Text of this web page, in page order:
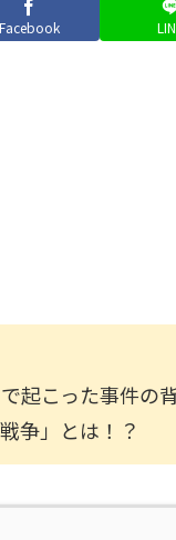
起こった事件の
争」とは！？